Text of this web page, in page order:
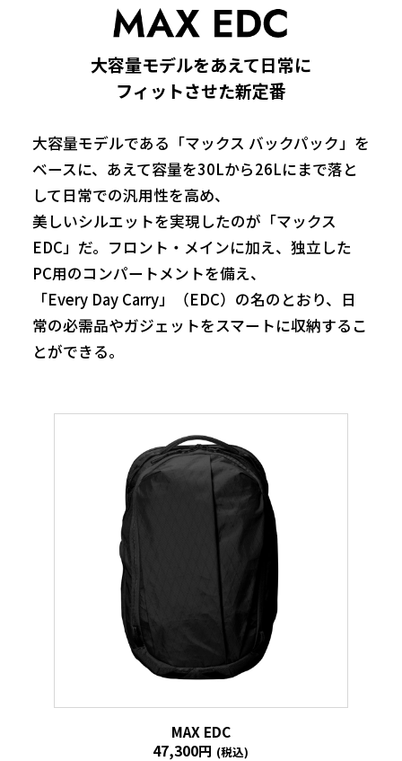
大容量モデルをあえて日常に
フィットさせた新定番
大容量モデルである「マックス バックパック」を
ベースに、あえて容量を30Lから26Lにまで落と
して日常での汎用性を高め、
美しいシルエットを実現したのが「マックス
EDC」だ。フロント・メインに加え、独立した
PC用のコンパートメントを備え、
「Every Day Carry」（EDC）の名のとおり、日
常の必需品やガジェットをスマートに収納するこ
とができる。
MAX EDC
47,300円 (税込)